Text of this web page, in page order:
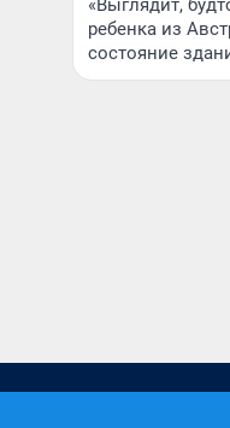
«Выглядит,
ребенка из
состояние